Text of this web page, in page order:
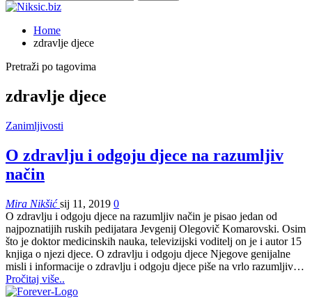
Home
zdravlje djece
Pretraži po tagovima
zdravlje djece
Zanimljivosti
O zdravlju i odgoju djece na razumljiv
način
Mira Nikšićsij 11, 2019 0
O zdravlju i odgoju djece na razumljiv način je pisao jedan od
najpoznatijih ruskih pedijatara Jevgenij Olegovič Komarovski. Osim
što je doktor medicinskih nauka, televizijski voditelj on je i autor 15
knjiga o njezi djece. O zdravlju i odgoju djece Njegove genijalne
misli i informacije o zdravlju i odgoju djece piše na vrlo razumljiv…
Pročitaj više..